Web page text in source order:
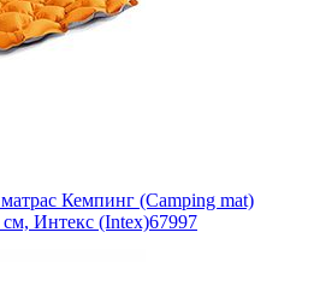
Кемпинг (Camping mat)
Интекс (Intex)67997